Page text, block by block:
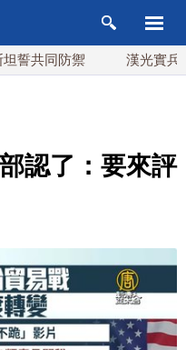
同防禦 漢光實兵濱海
認了：要來評